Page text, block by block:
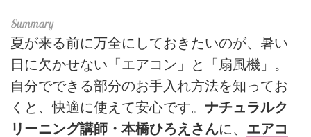
夏が来る前に万全にしておきたいのが、暑い
日に欠かせない「エアコン」と「扇風機」。
自分でできる部分のお手入れ方法を知ってお
くと、快適に使えて安心です。 ナチュラルク
リーニング講師・本橋ひろえさんに、 エアコ